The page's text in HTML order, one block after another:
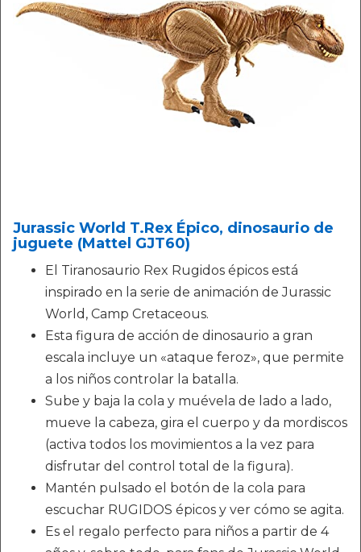
Jurassic World T.Rex Épico, dinosaurio de
juguete (Mattel GJT60)
El Tiranosaurio Rex Rugidos épicos está
inspirado en la serie de animación de Jurassic
World, Camp Cretaceous.
Esta figura de acción de dinosaurio a gran
escala incluye un «ataque feroz», que permite
a los niños controlar la batalla.
Sube y baja la cola y muévela de lado a lado,
mueve la cabeza, gira el cuerpo y da mordiscos
(activa todos los movimientos a la vez para
disfrutar del control total de la figura).
Mantén pulsado el botón de la cola para
escuchar RUGIDOS épicos y ver cómo se agita.
Es el regalo perfecto para niños a partir de 4